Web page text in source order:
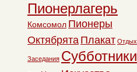
Пионерлагерь
Комсомол Пионеры
Октябрята Плакат Отдых
Заседания Субботники